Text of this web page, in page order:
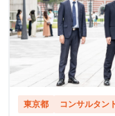
東京都 コンサルタン